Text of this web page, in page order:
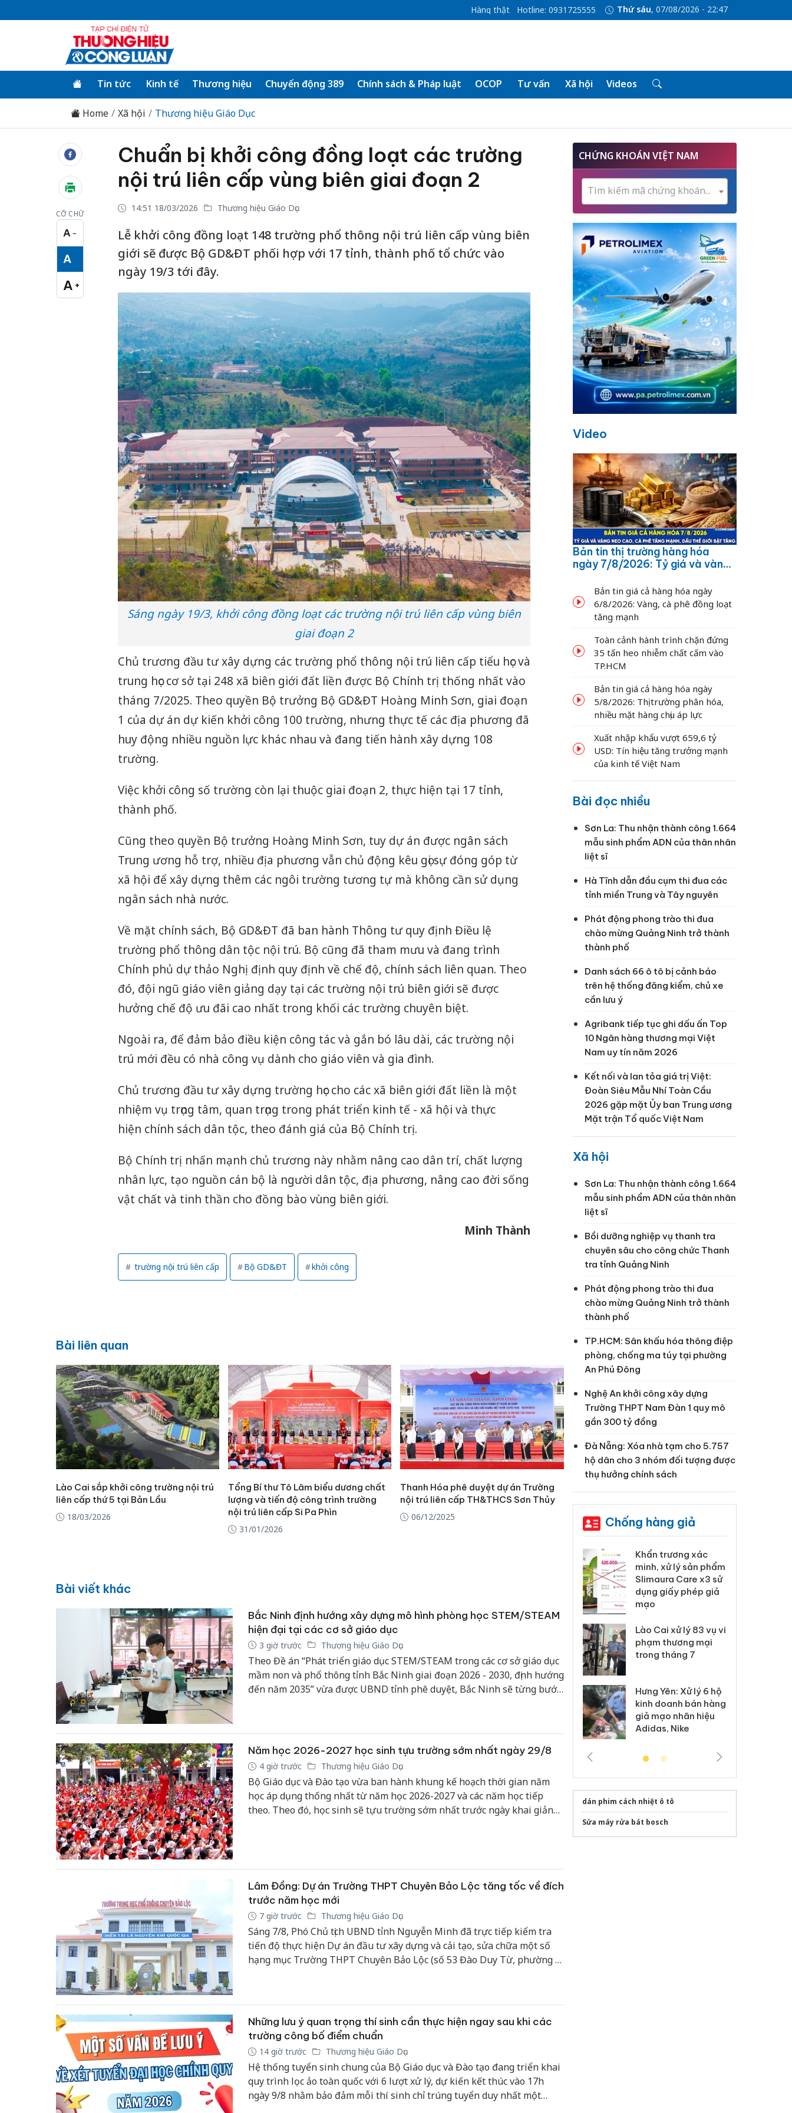
Hàng thật Hotline: 0931725555 Thứ sáu, 07/08/2026 - 22:47
Tin tức Kinh tế Thương hiệu Chuyển động 389 Chính sách & Pháp luật OCOP Tư vấn Xã hội Videos
Home Xã hội Thương hiệu Giáo Dục
CỠ CHỮ
A −
Cỡ chữ nhỏ
A
Cỡ chữ vừa
A +
Cỡ chữ lớn
Chuẩn bị khởi công đồng loạt các trường
nội trú liên cấp vùng biên giai đoạn 2
14:51 18/03/2026 Thương hiệu Giáo Dục
Lễ khởi công đồng loạt 148 trường phổ thông nội trú liên cấp vùng biên
giới sẽ được Bộ GD&ĐT phối hợp với 17 tỉnh, thành phố tổ chức vào
ngày 19/3 tới đây.
Sáng ngày 19/3, khởi công đồng loạt các trường nội trú liên cấp vùng biên
giai đoạn 2
Chủ trương đầu tư xây dựng các trường phổ thông nội trú liên cấp tiểu học và
trung học cơ sở tại 248 xã biên giới đất liền được Bộ Chính trị thống nhất vào
tháng 7/2025. Theo quyền Bộ trưởng Bộ GD&ĐT Hoàng Minh Sơn, giai đoạn
1 của dự án dự kiến khởi công 100 trường, nhưng thực tế các địa phương đã
huy động nhiều nguồn lực khác nhau và đang tiến hành xây dựng 108
trường.
Việc khởi công số trường còn lại thuộc giai đoạn 2, thực hiện tại 17 tỉnh,
thành phố.
Cũng theo quyền Bộ trưởng Hoàng Minh Sơn, tuy dự án được ngân sách
Trung ương hỗ trợ, nhiều địa phương vẫn chủ động kêu gọi sự đóng góp từ
xã hội để xây dựng thêm các ngôi trường tương tự mà không cần sử dụng
ngân sách nhà nước.
Về mặt chính sách, Bộ GD&ĐT đã ban hành Thông tư quy định Điều lệ
trường phổ thông dân tộc nội trú. Bộ cũng đã tham mưu và đang trình
Chính phủ dự thảo Nghị định quy định về chế độ, chính sách liên quan. Theo
đó, đội ngũ giáo viên giảng dạy tại các trường nội trú biên giới sẽ được
hưởng chế độ ưu đãi cao nhất trong khối các trường chuyên biệt.
Ngoài ra, để đảm bảo điều kiện công tác và gắn bó lâu dài, các trường nội
trú mới đều có nhà công vụ dành cho giáo viên và gia đình.
Chủ trương đầu tư xây dựng trường học cho các xã biên giới đất liền là một
nhiệm vụ trọng tâm, quan trọng trong phát triển kinh tế - xã hội và thực
hiện chính sách dân tộc, theo đánh giá của Bộ Chính trị.
Bộ Chính trị nhấn mạnh chủ trương này nhằm nâng cao dân trí, chất lượng
nhân lực, tạo nguồn cán bộ là người dân tộc, địa phương, nâng cao đời sống
vật chất và tinh thần cho đồng bào vùng biên giới.
Minh Thành
trường nội trú liên cấp Bộ GD&ĐT khởi công
Bài liên quan
Lào Cai sắp khởi công trường nội trú
liên cấp thứ 5 tại Bản Lầu
18/03/2026
Tổng Bí thư Tô Lâm biểu dương chất
lượng và tiến độ công trình trường
nội trú liên cấp Si Pa Phìn
31/01/2026
Thanh Hóa phê duyệt dự án Trường
nội trú liên cấp TH&THCS Sơn Thủy
06/12/2025
Bài viết khác
Bắc Ninh định hướng xây dựng mô hình phòng học STEM/STEAM
hiện đại tại các cơ sở giáo dục
3 giờ trước Thương hiệu Giáo Dục
Theo Đề án “Phát triển giáo dục STEM/STEAM trong các cơ sở giáo dục
mầm non và phổ thông tỉnh Bắc Ninh giai đoạn 2026 - 2030, định hướng
đến năm 2035” vừa được UBND tỉnh phê duyệt, Bắc Ninh sẽ từng bước
quyết các vấn đề thực tiễn thông qua các dự án tích hợp kiến thức liên
môn.
Năm học 2026-2027 học sinh tựu trường sớm nhất ngày 29/8
4 giờ trước Thương hiệu Giáo Dục
Bộ Giáo dục và Đào tạo vừa ban hành khung kế hoạch thời gian năm
học áp dụng thống nhất từ năm học 2026-2027 và các năm học tiếp
theo. Theo đó, học sinh sẽ tựu trường sớm nhất trước ngày khai giảng
Lâm Đồng: Dự án Trường THPT Chuyên Bảo Lộc tăng tốc về đích
trước năm học mới
7 giờ trước Thương hiệu Giáo Dục
Sáng 7/8, Phó Chủ tịch UBND tỉnh Nguyễn Minh đã trực tiếp kiểm tra
tiến độ thực hiện Dự án đầu tư xây dựng và cải tạo, sửa chữa một số
hạng mục Trường THPT Chuyên Bảo Lộc (số 53 Đào Duy Từ, phường 1
Những lưu ý quan trọng thí sinh cần thực hiện ngay sau khi các
trường công bố điểm chuẩn
14 giờ trước Thương hiệu Giáo Dục
Hệ thống tuyển sinh chung của Bộ Giáo dục và Đào tạo đang triển khai
quy trình lọc ảo toàn quốc với 6 lượt xử lý, dự kiến kết thúc vào 17h
ngày 9/8 nhằm bảo đảm mỗi thí sinh chỉ trúng tuyển duy nhất một
CHỨNG KHOÁN VIỆT NAM
Tìm kiếm mã chứng khoán...
Video
Bản tin thị trường hàng hóa
ngày 7/8/2026: Tỷ giá và vàng
dầu thế giới bật tăng
Bản tin giá cả hàng hóa ngày
6/8/2026: Vàng, cà phê đồng loạt
tăng mạnh
Toàn cảnh hành trình chặn đứng
35 tấn heo nhiễm chất cấm vào
TP.HCM
Bản tin giá cả hàng hóa ngày
5/8/2026: Thị trường phân hóa,
nhiều mặt hàng chịu áp lực
Xuất nhập khẩu vượt 659,6 tỷ
USD: Tín hiệu tăng trưởng mạnh
của kinh tế Việt Nam
Bài đọc nhiều
Sơn La: Thu nhận thành công 1.664
mẫu sinh phẩm ADN của thân nhân
liệt sĩ
Hà Tĩnh dẫn đầu cụm thi đua các
tỉnh miền Trung và Tây nguyên
Phát động phong trào thi đua
chào mừng Quảng Ninh trở thành
thành phố
Danh sách 66 ô tô bị cảnh báo
trên hệ thống đăng kiểm, chủ xe
cần lưu ý
Agribank tiếp tục ghi dấu ấn Top
10 Ngân hàng thương mại Việt
Nam uy tín năm 2026
Kết nối và lan tỏa giá trị Việt:
Đoàn Siêu Mẫu Nhí Toàn Cầu
2026 gặp mặt Ủy ban Trung ương
Mặt trận Tổ quốc Việt Nam
Xã hội
Sơn La: Thu nhận thành công 1.664
mẫu sinh phẩm ADN của thân nhân
liệt sĩ
Bồi dưỡng nghiệp vụ thanh tra
chuyên sâu cho công chức Thanh
tra tỉnh Quảng Ninh
Phát động phong trào thi đua
chào mừng Quảng Ninh trở thành
thành phố
TP.HCM: Sân khấu hóa thông điệp
phòng, chống ma túy tại phường
An Phú Đông
Nghệ An khởi công xây dựng
Trường THPT Nam Đàn 1 quy mô
gần 300 tỷ đồng
Đà Nẵng: Xóa nhà tạm cho 5.757
hộ dân cho 3 nhóm đối tượng được
thụ hưởng chính sách
Chống hàng giả
án sản xuất, buôn
bán yến sào giả
Thanh Hóa: Tìm bị
Moyuum giả
Khẩn trương xác
minh, xử lý sản phẩm
Slimaura Care x3 sử
dụng giấy phép giả
mạo
Lào Cai xử lý 83 vụ vi
phạm thương mại
trong tháng 7
Hưng Yên: Xử lý 6 hộ
kinh doanh bán hàng
giả mạo nhãn hiệu
Adidas, Nike
dán phim cách nhiệt ô tô
Sửa máy rửa bát bosch